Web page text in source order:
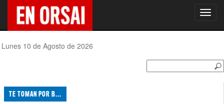
Lunes 10 de Agosto de 2026
TE TOMAN POR B...